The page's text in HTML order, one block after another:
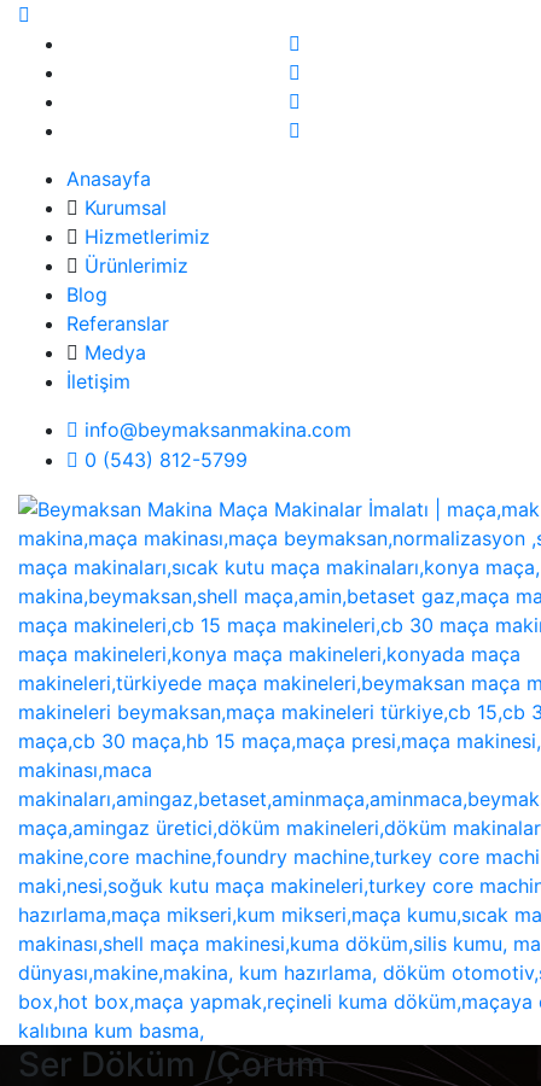
Anasayfa
Kurumsal
Hizmetlerimiz
Ürünlerimiz
Blog
Referanslar
Medya
İletişim
info@beymaksanmakina.com
0 (543) 812-5799
Ser Döküm /Çorum